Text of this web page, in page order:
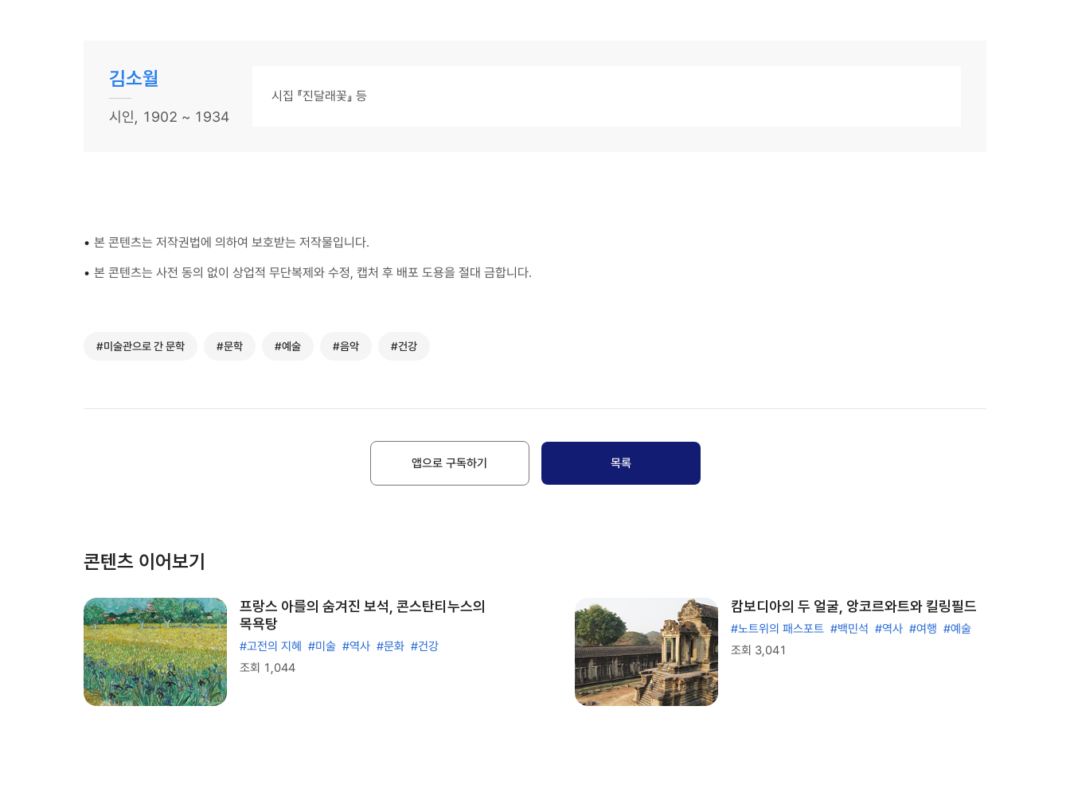
김소월
시인, 1902 ~ 1934
시집 『진달래꽃』 등
• 본 콘텐츠는 저작권법에 의하여 보호받는 저작물입니다.
• 본 콘텐츠는 사전 동의 없이 상업적 무단복제와 수정, 캡처 후 배포 도용을 절대 금합니다.
#미술관으로 간 문학 #문학 #예술 #음악 #건강
앱으로 구독하기 목록
콘텐츠 이어보기
프랑스 아를의 숨겨진 보석, 콘스탄티누스의
목욕탕
#고전의 지혜 #미술 #역사 #문화 #건강
조회 1,044
캄보디아의 두 얼굴, 앙코르와트와 킬링필드
#노트위의 패스포트 #백민석 #역사 #여행 #예술
조회 3,041